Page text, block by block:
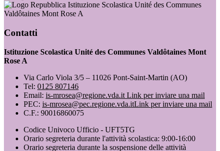
Istituzione Scolastica Unité des Communes
Valdôtaines Mont Rose A
Contatti
Istituzione Scolastica Unité des Communes Valdôtaines Mont
Rose A
Via Carlo Viola 3/5 – 11026 Pont-Saint-Martin (AO)
Tel: 0125 807146
Email: is-mrosea@regione.vda.it Link per inviare una mail
PEC: is-mrosea@pec.regione.vda.itLink per inviare una mail
C.F.: 90016860075
Codice Univoco Ufficio - UFT5TG
Orario segreteria durante l'attività scolastica: 9:00-16:00
Orario segreteria durante la sospensione delle attività